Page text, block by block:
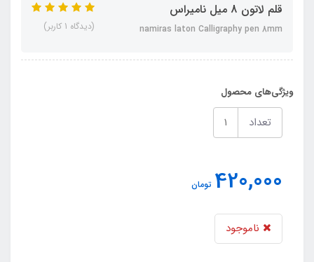
قلم لاتون 8 میل نامیراس
namiras laton Calligraphy pen 8mm (دیدگاه 1 کاربر)
ویژگی‌های محصول
تعداد
420,000 تومان
ناموجود